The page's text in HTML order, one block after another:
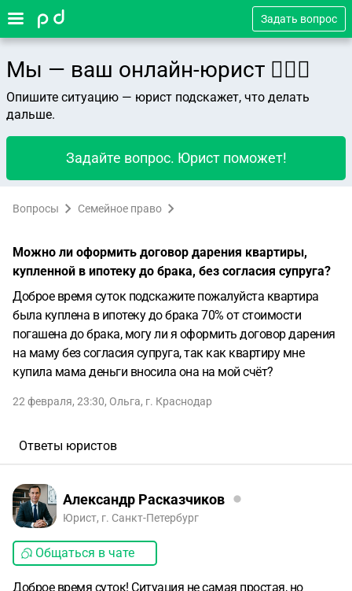
Задать вопрос
Мы — ваш онлайн-юрист 👨🏻‍⚖️
Опишите ситуацию — юрист подскажет, что делать
дальше.
Задайте вопрос. Юрист поможет!
Вопросы Семейное право
Можно ли оформить договор дарения квартиры,
купленной в ипотеку до брака, без согласия супруга?
Доброе время суток подскажите пожалуйста квартира
была куплена в ипотеку до брака 70% от стоимости
погашена до брака, могу ли я оформить договор дарения
на маму без согласия супруга, так как квартиру мне
купила мама деньги вносила она на мой счёт?
22 февраля, 23:30, Ольга, г. Краснодар
Ответы юристов
Александр Расказчиков
Юрист, г. Санкт-Петербург
Общаться в чате
Доброе время суток! Ситуация не самая простая, но